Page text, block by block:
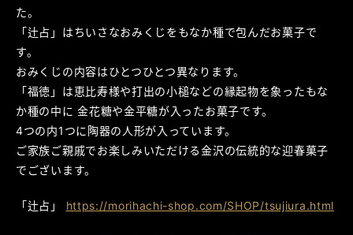
た。
「辻占」はちいさなおみくじをもなか種で包んだお菓子で
す。
おみくじの内容はひとつひとつ異なります。
「福徳」は恵比寿様や打出の小槌などの縁起物を象ったもな
か種の中に 金花糖や金平糖が入ったお菓子です。
4つの内1つに陶器の人形が入っています。
ご家族ご親戚でお楽しみいただける金沢の伝統的な迎春菓子
でございます。
「辻占」 https://morihachi-shop.com/SHOP/tsujiura.html